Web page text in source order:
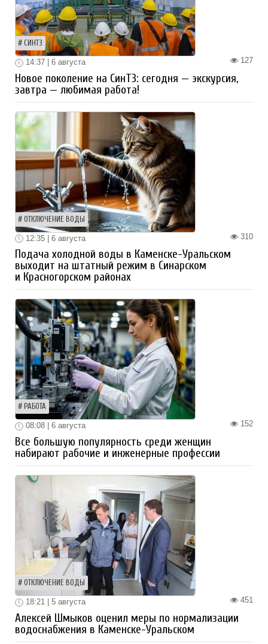
СИНТЗ
127
14:37 | 6 августа
Новое поколение на СинТЗ: сегодня — экскурсия,
завтра — любимая работа!
ОТКЛЮЧЕНИЕ ВОДЫ
310
12:35 | 6 августа
Подача холодной воды в Каменске-Уральском
выходит на штатный режим в Синарском
и Красногорском районах
РАБОТА
152
08:08 | 6 августа
Все большую популярность среди женщин
набирают рабочие и инженерные профессии
ОТКЛЮЧЕНИЕ ВОДЫ
451
18:21 | 5 августа
Алексей Шмыков оценил меры по нормализации
водоснабжения в Каменске-Уральском